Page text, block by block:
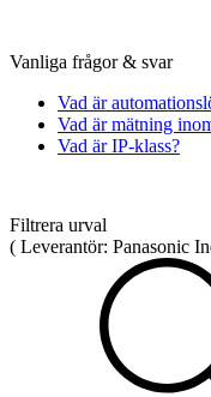
Maskinsäkerhet
LjusridåerLjustorn
Varningsljud
Varningsljus
ESD /
Vanliga frågor & svar
Vad är
Vad är mätning
Vad är IP-klass?
Filtrera urval
( Leverantör: Panasonic